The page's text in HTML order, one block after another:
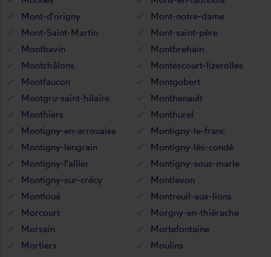
Mont-d'origny
Mont-notre-dame
Mont-Saint-Martin
Mont-saint-père
Montbavin
Montbrehain
Montchâlons
Montescourt-lizerolles
Montfaucon
Montgobert
Montgru-saint-hilaire
Monthenault
Monthiers
Monthurel
Montigny-en-arrouaise
Montigny-le-franc
Montigny-lengrain
Montigny-lès-condé
Montigny-l'allier
Montigny-sous-marle
Montigny-sur-crécy
Montlevon
Montloué
Montreuil-aux-lions
Morcourt
Morgny-en-thiérache
Morsain
Mortefontaine
Mortiers
Moulins